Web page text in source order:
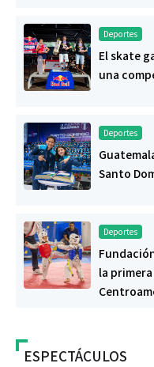
Deportes
El skate
una
Deportes
Santo
Deportes
la
ESPECTÁCULOS